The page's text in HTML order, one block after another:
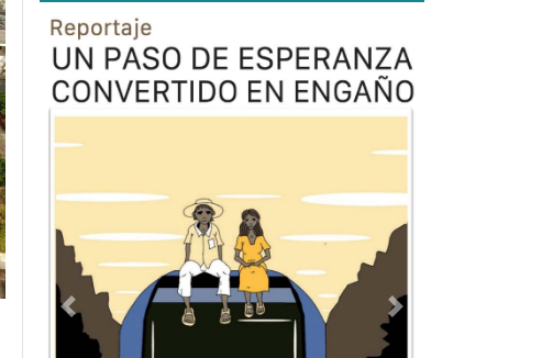
Previous
TODOS LOS SUPLEMENTOS